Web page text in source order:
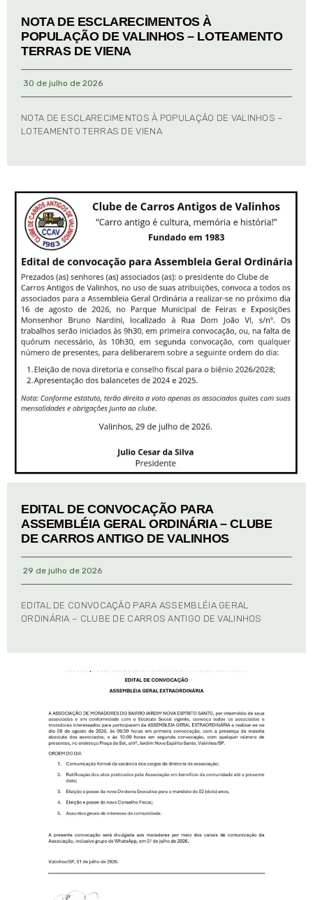
NOTA DE ESCLARECIMENTOS À
POPULAÇÃO DE VALINHOS – LOTEAMENTO
TERRAS DE VIENA
30 de julho de 2026
NOTA DE ESCLARECIMENTOS À POPULAÇÃO DE VALINHOS –
LOTEAMENTO TERRAS DE VIENA
EDITAL DE CONVOCAÇÃO PARA
ASSEMBLÉIA GERAL ORDINÁRIA – CLUBE
DE CARROS ANTIGO DE VALINHOS
29 de julho de 2026
EDITAL DE CONVOCAÇÃO PARA ASSEMBLÉIA GERAL
ORDINÁRIA – CLUBE DE CARROS ANTIGO DE VALINHOS